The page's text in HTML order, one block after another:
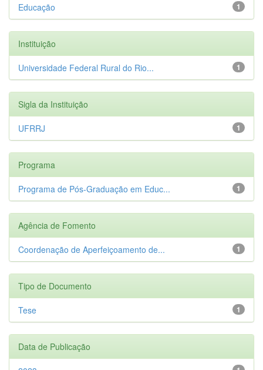
1
Educação
Instituição
1
Universidade Federal Rural do Rio...
Sigla da Instituição
1
UFRRJ
Programa
1
Programa de Pós-Graduação em Educ...
Agência de Fomento
1
Coordenação de Aperfeiçoamento de...
Tipo de Documento
1
Tese
Data de Publicação